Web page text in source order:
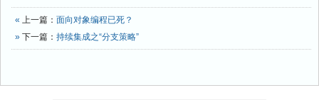
« 上一篇： 面向对象编程已死？
» 下一篇： 持续集成之“分支策略”​